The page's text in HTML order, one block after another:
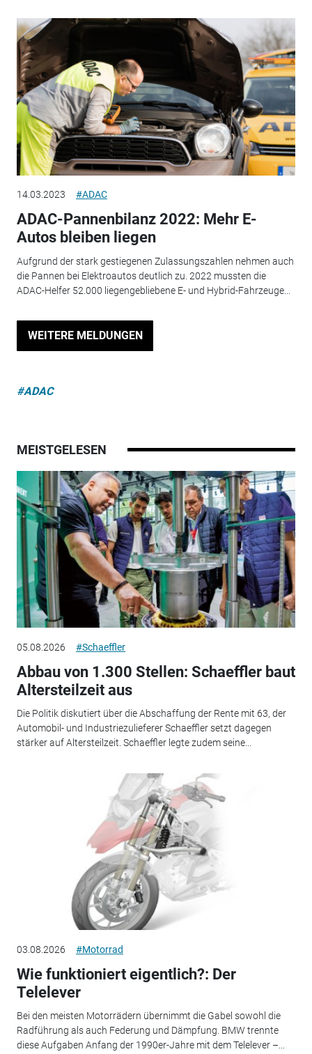
14.03.2023 #ADAC
ADAC-Pannenbilanz 2022: Mehr E-
Autos bleiben liegen
Aufgrund der stark gestiegenen Zulassungszahlen nehmen auch
die Pannen bei Elektroautos deutlich zu. 2022 mussten die
ADAC-Helfer 52.000 liegengebliebene E- und Hybrid-Fahrzeuge...
WEITERE MELDUNGEN
#ADAC
MEISTGELESEN
05.08.2026 #Schaeffler
Abbau von 1.300 Stellen: Schaeffler baut
Altersteilzeit aus
Die Politik diskutiert über die Abschaffung der Rente mit 63, der
Automobil- und Industriezulieferer Schaeffler setzt dagegen
stärker auf Altersteilzeit. Schaeffler legte zudem seine...
03.08.2026 #Motorrad
Wie funktioniert eigentlich?: Der
Telelever
Bei den meisten Motorrädern übernimmt die Gabel sowohl die
Radführung als auch Federung und Dämpfung. BMW trennte
diese Aufgaben Anfang der 1990er-Jahre mit dem Telelever –...